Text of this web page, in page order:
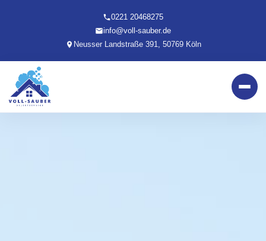
0221 20468275
info@voll-sauber.de
Neusser Landstraße 391, 50769 Köln